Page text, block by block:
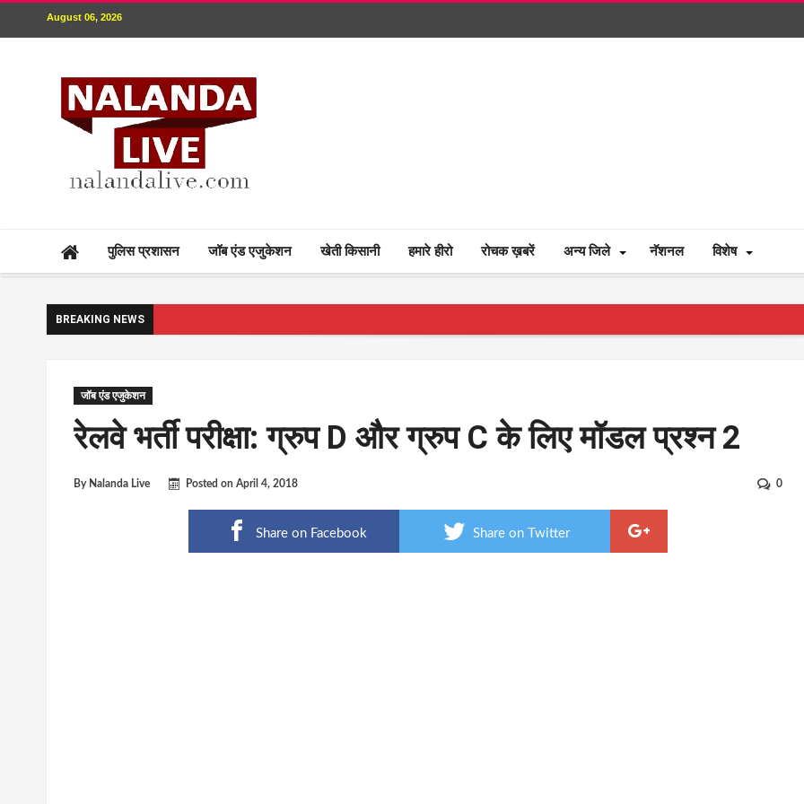
August 06, 2026
पुलिस प्रशासन जॉब एंड एजुकेशन खेती किसानी हमारे हीरो रोचक ख़बरें अन्य जिले नॅशनल विशेष
BREAKING NEWS
जॉब एंड एजुकेशन
रेलवे भर्ती परीक्षा: ग्रुप D और ग्रुप C के लिए मॉडल प्रश्न 2
By Nalanda Live Posted on April 4, 2018 0
Share on Facebook Share on Twitter